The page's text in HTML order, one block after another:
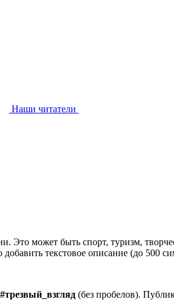
Наши читатели
Это может быть спорт, туризм,
текстовое описание (до 500
#трезвый_взгляд (без пробелов).